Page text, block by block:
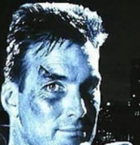
Gegner stets an ihrer
zu treffen weiß ...